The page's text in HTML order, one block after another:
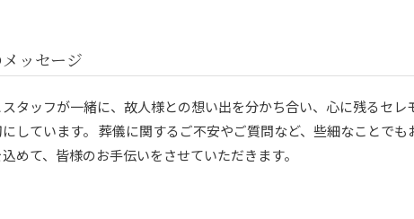
ッセージ
タッフが一緒に、故人様との想い出を分かち合い、心に残るセレ
しています。 葬儀に関するご不安やご質問など、些細なことでも
めて、皆様のお手伝いをさせていただきます。